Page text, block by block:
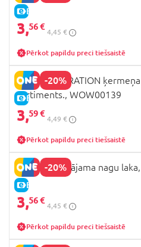
E-CENA
3,56 €
4,45 €
Pērkot papildu preci tiešsaistē
-20%
E-CENA
WOW GENERATION
sortiments., WOW00139
3,59 €
4,49 €
Pērkot papildu preci tiešsaistē
-20%
E-CENA
SNAILS mazgājama nagu
3,56 €
4,45 €
Pērkot papildu preci tiešsaistē